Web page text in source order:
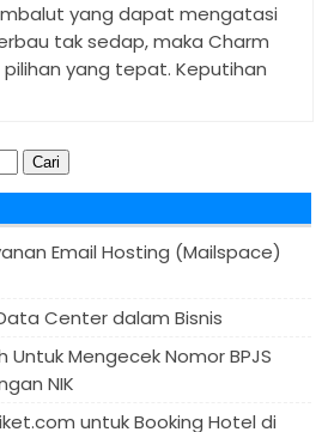
yang dapat mengatasi
tak sedap, maka Charm
pilihan yang tepat. Keputihan
Email Hosting (Mailspace)
Center dalam Bisnis
Untuk Mengecek Nomor BPJS
NIK
untuk Booking Hotel di